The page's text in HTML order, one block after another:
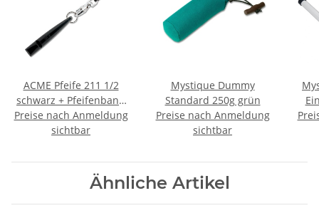
ACME Pfeife 211 1/2
schwarz + Pfeifenband
kostenlos
Preise nach Anmeldung
sichtbar
Mystique Dummy
Standard 250g grün
Preise nach Anmeldung
sichtbar
Ähnliche Artikel